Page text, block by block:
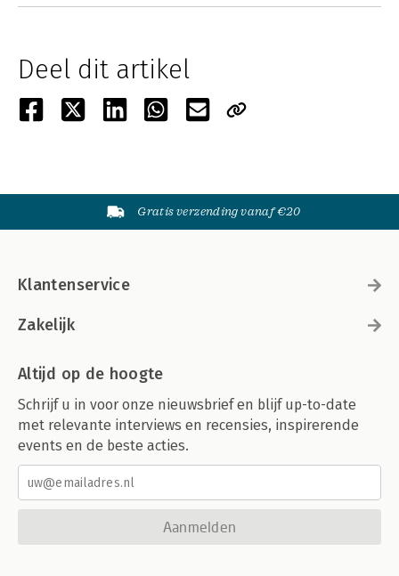
Deel dit artikel
Gratis verzending vanaf €20
Klantenservice
Zakelijk
Altijd op de hoogte
Schrijf u in voor onze nieuwsbrief en blijf up-to-date
met relevante interviews en recensies, inspirerende
events en de beste acties.
Aanmelden